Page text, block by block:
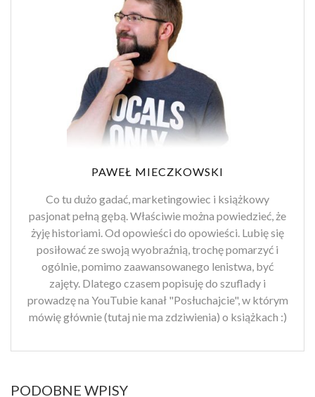
PAWEŁ MIECZKOWSKI
Co tu dużo gadać, marketingowiec i książkowy
pasjonat pełną gębą. Właściwie można powiedzieć, że
żyję historiami. Od opowieści do opowieści. Lubię się
posiłować ze swoją wyobraźnią, trochę pomarzyć i
ogólnie, pomimo zaawansowanego lenistwa, być
zajęty. Dlatego czasem popisuję do szuflady i
prowadzę na YouTubie kanał "Posłuchajcie", w którym
mówię głównie (tutaj nie ma zdziwienia) o książkach :)
PODOBNE WPISY